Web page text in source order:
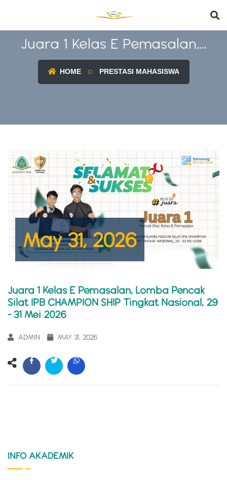
Juara 1 Kelas E Pemasalan,...
HOME PRESTASI MAHASISWA
May 31, 2026
Juara 1 Kelas E Pemasalan, Lomba Pencak
Silat IPB CHAMPION SHIP Tingkat Nasional, 29
- 31 Mei 2026
ADMIN MAY 31, 2026
INFO AKADEMIK